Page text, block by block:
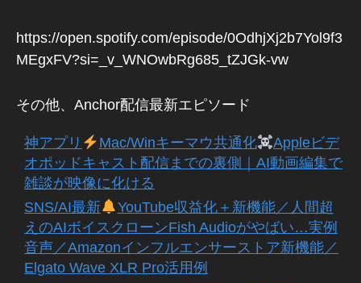
https://open.spotify.com/episode/0OdhjXj2b7Yol9f3
MEgxFV?si=_v_WNOwbRg685_tZJGk-vw
その他、Anchor配信最新エピソード
神アプリ Mac/Winキーマウ共通化
Appleビデ
オポッドキャスト配信までの裏側｜AI動画編集で
雑談が映像に化ける
SNS/AI最新
YouTube収益化＋新機能／人間超
えのAIボイスクローンFish Audioがやばい…実例
音声／Amazonインフルエンサーストア新機能／
Elgato Wave XLR Pro活用例
oti
fy,
p
fy
ア
ッ
プ
デ
ー
ト
,
S